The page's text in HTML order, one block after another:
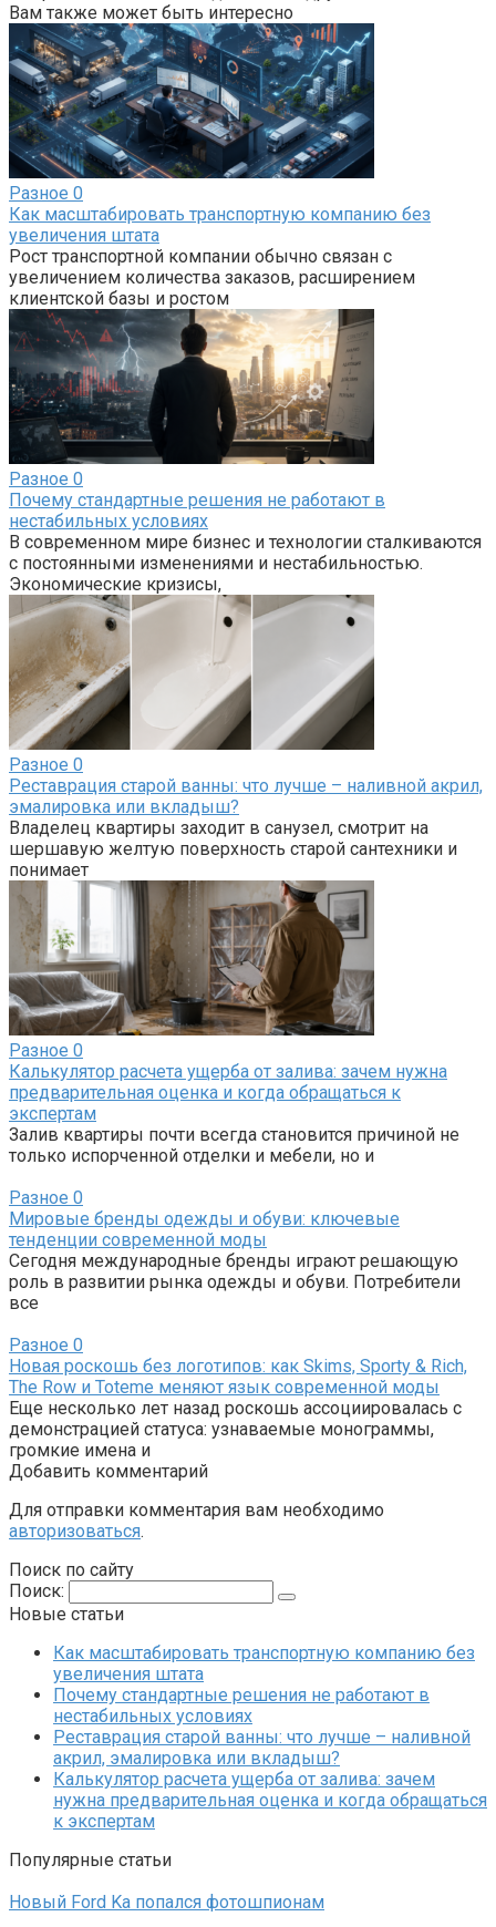
Вам также может быть интересно
Разное 0
Как масштабировать транспортную компанию без
увеличения штата
Рост транспортной компании обычно связан с
увеличением количества заказов, расширением
клиентской базы и ростом
Разное 0
Почему стандартные решения не работают в
нестабильных условиях
В современном мире бизнес и технологии сталкиваются
с постоянными изменениями и нестабильностью.
Экономические кризисы,
Разное 0
Реставрация старой ванны: что лучше – наливной акрил,
эмалировка или вкладыш?
Владелец квартиры заходит в санузел, смотрит на
шершавую желтую поверхность старой сантехники и
понимает
Разное 0
Калькулятор расчета ущерба от залива: зачем нужна
предварительная оценка и когда обращаться к
экспертам
Залив квартиры почти всегда становится причиной не
только испорченной отделки и мебели, но и
Разное 0
Мировые бренды одежды и обуви: ключевые
тенденции современной моды
Сегодня международные бренды играют решающую
роль в развитии рынка одежды и обуви. Потребители
все
Разное 0
Новая роскошь без логотипов: как Skims, Sporty & Rich,
The Row и Toteme меняют язык современной моды
Еще несколько лет назад роскошь ассоциировалась с
демонстрацией статуса: узнаваемые монограммы,
громкие имена и
Добавить комментарий
Для отправки комментария вам необходимо
авторизоваться.
Поиск по сайту
Поиск:
Новые статьи
Как масштабировать транспортную компанию без
увеличения штата
Почему стандартные решения не работают в
нестабильных условиях
Реставрация старой ванны: что лучше – наливной
акрил, эмалировка или вкладыш?
Калькулятор расчета ущерба от залива: зачем
нужна предварительная оценка и когда обращаться
к экспертам
Популярные статьи
Новый Ford Ka попался фотошпионам